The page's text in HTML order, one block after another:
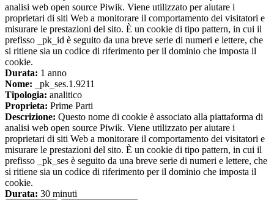
analisi web open source Piwik. Viene utilizzato per aiutare i
proprietari di siti Web a monitorare il comportamento dei visitatori e
misurare le prestazioni del sito. È un cookie di tipo pattern, in cui il
prefisso _pk_id è seguito da una breve serie di numeri e lettere, che
si ritiene sia un codice di riferimento per il dominio che imposta il
cookie.
Durata: 1 anno
Nome: _pk_ses.1.9211
Tipologia: analitico
Proprieta: Prime Parti
Descrizione: Questo nome di cookie è associato alla piattaforma di
analisi web open source Piwik. Viene utilizzato per aiutare i
proprietari di siti Web a monitorare il comportamento dei visitatori e
misurare le prestazioni del sito. È un cookie di tipo pattern, in cui il
prefisso _pk_ses è seguito da una breve serie di numeri e lettere, che
si ritiene sia un codice di riferimento per il dominio che imposta il
cookie.
Durata: 30 minuti